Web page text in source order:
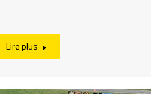
Lire plus